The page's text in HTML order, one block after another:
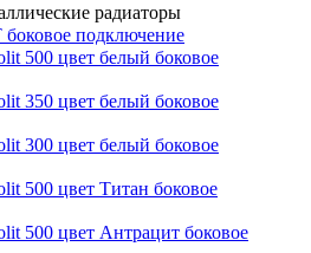
радиаторы
подключение
500 цвет белый боковое
350 цвет белый боковое
300 цвет белый боковое
500 цвет Титан боковое
500 цвет Антрацит боковое